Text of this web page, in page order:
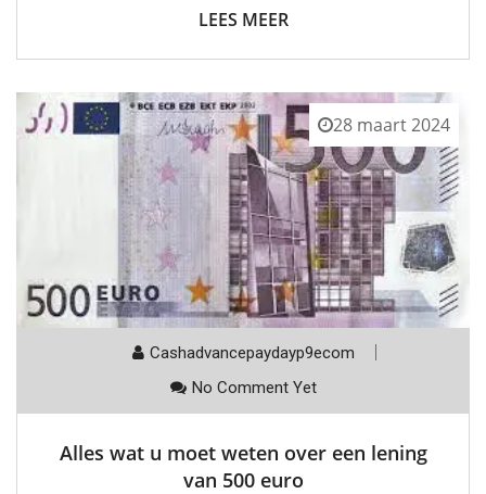
LEES MEER
28 maart 2024
Cashadvancepaydayp9ecom
No Comment Yet
Alles wat u moet weten over een lening
van 500 euro